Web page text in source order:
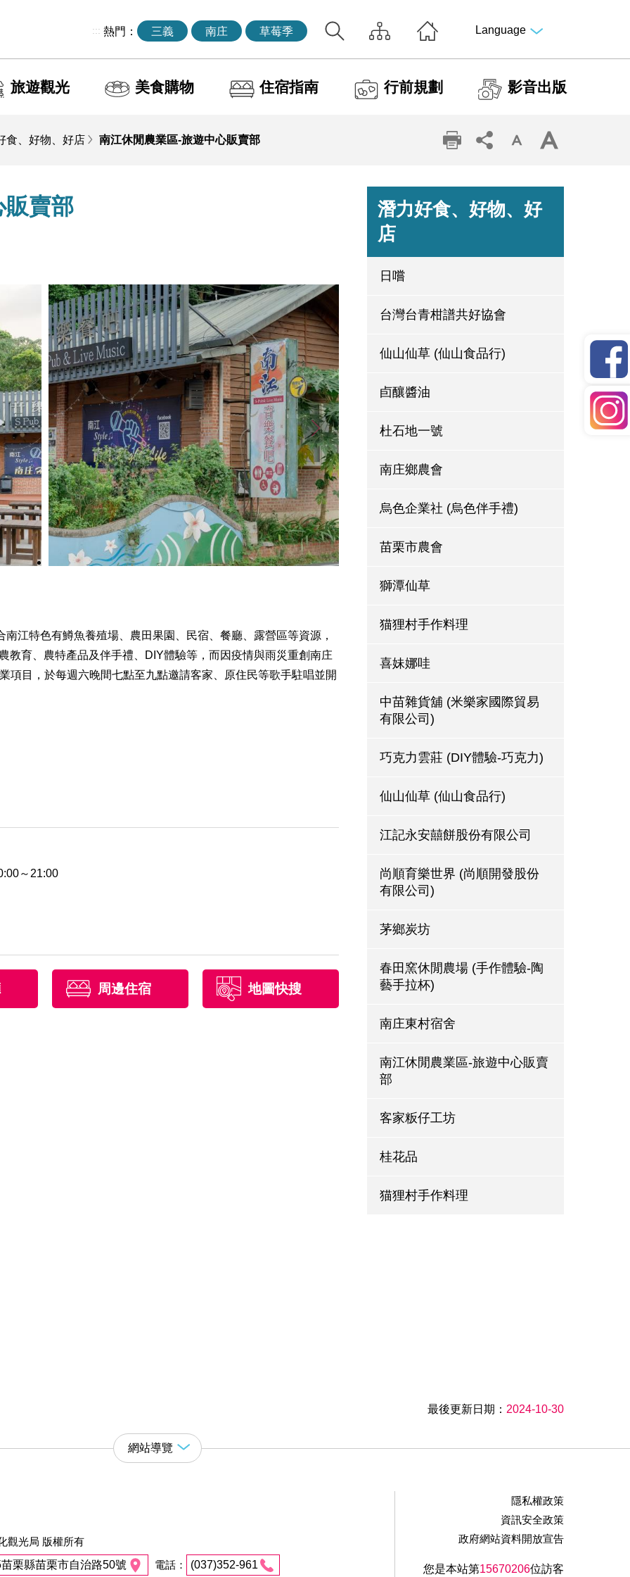
::: 熱門： 三義 南庄 草莓季 Language
旅遊觀光 美食購物 住宿指南 行前規劃 影音出版
食、好物、好店 南江休閒農業區-旅遊中心販賣部
販賣部
江特色有鱒魚養殖場、農田果園、民宿、餐廳、露營區等資源，
教育、農特產品及伴手禮、DIY體驗等，而因疫情與雨災重創南庄
項目，於每週六晚間七點至九點邀請客家、原住民等歌手駐唱並開
～21:00
周邊住宿 地圖快搜
潛力好食、好物、好
店
日嚐
台灣台青柑譜共好協會
仙山仙草 (仙山食品行)
卣釀醬油
杜石地一號
南庄鄉農會
烏色企業社 (烏色伴手禮)
苗栗市農會
獅潭仙草
猫狸村手作料理
喜妹娜哇
中苗雜貨舖 (米樂家國際貿易
有限公司)
巧克力雲莊 (DIY體驗-巧克力)
仙山仙草 (仙山食品行)
江記永安囍餅股份有限公司
尚順育樂世界 (尚順開發股份
有限公司)
茅鄉炭坊
春田窯休閒農場 (手作體驗-陶
藝手拉杯)
南庄東村宿舍
南江休閒農業區-旅遊中心販賣
部
客家粄仔工坊
桂花品
猫狸村手作料理
最後更新日期： 2024-10-30
網站導覽
觀光局 版權所有
栗縣苗栗市自治路50號
電話： (037)352-961
隱私權政策
資訊安全政策
政府網站資料開放宣告
您是本站第15670206位訪客